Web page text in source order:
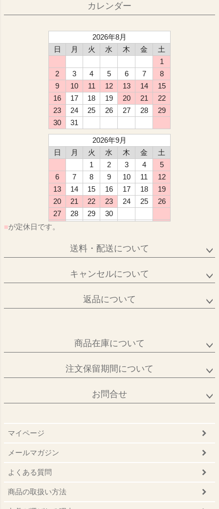
カレンダー
2026年8月
日
月 火 水 木 金
土
1
2
3 4 5 6 7
8
9
10 11 12 13 14
15
16
17 18 19 20 21
22
23
24 25 26 27 28
29
30
31
2026年9月
日
月 火 水 木 金
土
1
2 3 4
5
6
7 8 9 10 11
12
13
14 15 16 17 18
19
20
21 22 23 24 25
26
27
28 29
30
■が定休日です。
送料・配送について
キャンセルについて
返品について
商品在庫について
注文保留期間について
お問合せ
マイページ
メールマガジン
よくある質問
商品の取扱い方法